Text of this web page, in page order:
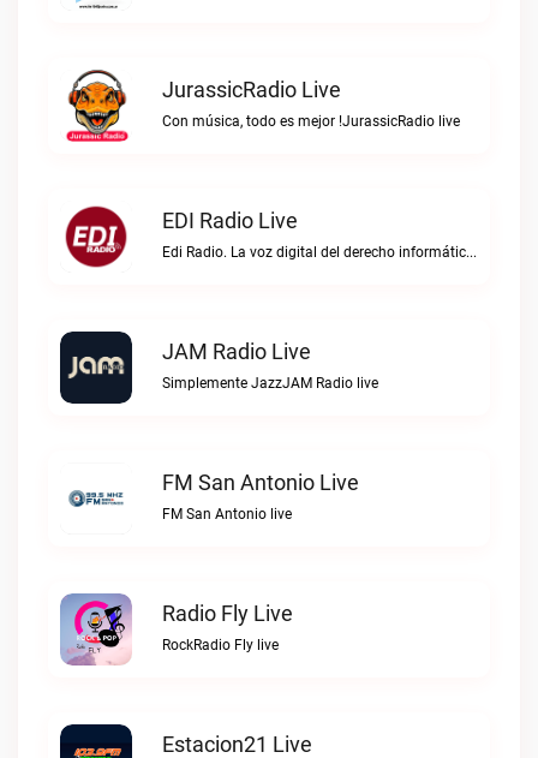
JurassicRadio Live
Con música, todo es mejor !JurassicRadio live
EDI Radio Live
Edi Radio. La voz digital del derecho informático en hispanoaméricaEDI Radio live
JAM Radio Live
Simplemente JazzJAM Radio live
FM San Antonio Live
FM San Antonio live
Radio Fly Live
RockRadio Fly live
Estacion21 Live